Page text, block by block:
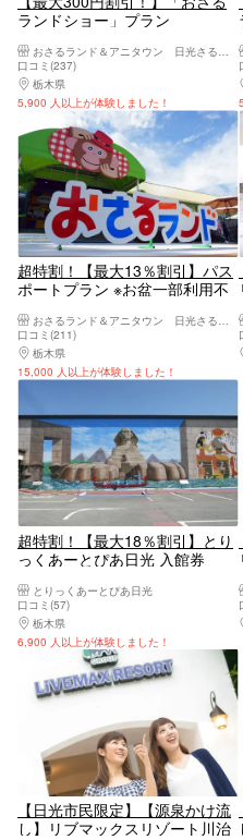
ランドショー」プラン
おさるランド＆アニタウン 日光さる軍団劇場
口コミ(237)
栃木県
日光・霧降高原・奥日光・中禅
5,900 人以上が体験しました！
超特割！【最大13％割引】パス
ポートプラン ※お盆一部利用不
おさるランド＆アニタウン 日光さる軍団劇場
口コミ(211)
栃木県
日光・霧降高原・奥日光・中禅
15,000 人以上が体験しました！
超特割！【最大18％割引】とり
っくあーとぴあ日光 入館券
とりっくあーとぴあ日光
口コミ(57)
栃木県
日光・霧降高原・奥日光・中禅
6,900 人以上が体験しました！
【日光市民限定】【源泉かけ流
し】リブマックスリゾート川治